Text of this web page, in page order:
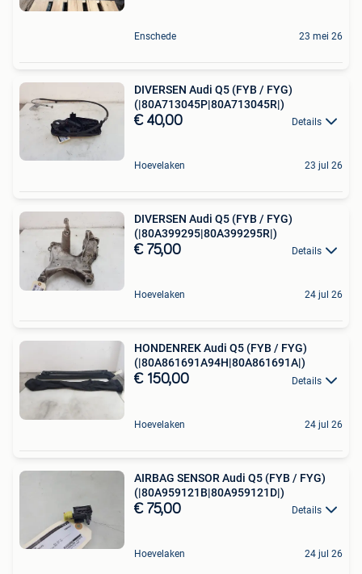
Enschede 23 mei 26
DIVERSEN Audi Q5 (FYB / FYG)
(|80A713045P|80A713045R|)
€ 40,00 Details
Hoevelaken 23 jul 26
DIVERSEN Audi Q5 (FYB / FYG)
(|80A399295|80A399295R|)
€ 75,00 Details
Hoevelaken 24 jul 26
HONDENREK Audi Q5 (FYB / FYG)
(|80A861691A94H|80A861691A|)
€ 150,00 Details
Hoevelaken 24 jul 26
AIRBAG SENSOR Audi Q5 (FYB / FYG)
(|80A959121B|80A959121D|)
€ 75,00 Details
Hoevelaken 24 jul 26